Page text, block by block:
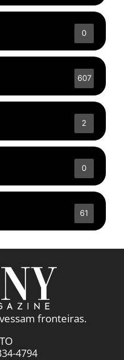
0
607
2
0
61
fronteiras.
4794